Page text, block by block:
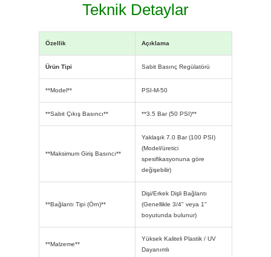
Teknik Detaylar
Özellik Açıklama
Ürün Tipi Sabit Basınç Regülatörü
**Model** PSI-M-50
**Sabit Çıkış Basıncı** **3.5 Bar (50 PSI)**
**Maksimum Giriş Basıncı**
Yaklaşık 7.0 Bar (100 PSI)
(Model/üretici
spesifikasyonuna göre
değişebilir)
**Bağlantı Tipi (Örn)**
Dişi/Erkek Dişli Bağlantı
(Genellikle 3/4" veya 1"
boyutunda bulunur)
**Malzeme**
Yüksek Kaliteli Plastik / UV
Dayanımlı